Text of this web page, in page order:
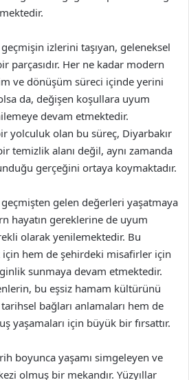
izlerini taşıyan, geleneksel
parçasıdır. Her ne kadar modern
ve dönüşüm süreci içinde yerini
da, değişen koşullara uyum
devam etmektedir.
yolculuk olan bu süreç, Diyarbakır
temizlik alanı değil, aynı zamanda
gerçeğini ortaya koymaktadır.
gelen değerleri yaşatmaya
hayatın gereklerine de uyum
olarak yenilemektedir. Bu
hem de şehirdeki misafirler için
sunmaya devam etmektedir.
bu eşsiz hamam kültürünü
bağları anlamaları hem de
yaşamaları için büyük bir fırsattır.
boyunca yaşamı simgeleyen ve
olmuş bir mekandır. Yüzyıllar